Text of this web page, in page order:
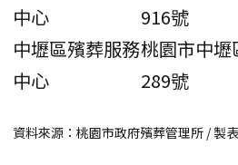
中心
916號
中壢區殯葬服務
中心
桃園市中壢
289號
資料來源：桃園市政府殯葬管理所 / 製